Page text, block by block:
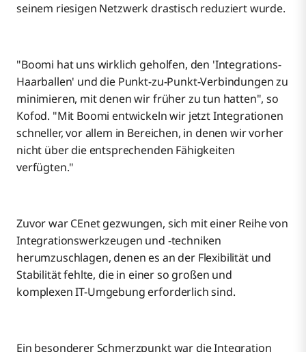
seinem riesigen Netzwerk drastisch reduziert wurde.
"Boomi hat uns wirklich geholfen, den 'Integrations-
Haarballen' und die Punkt-zu-Punkt-Verbindungen zu
minimieren, mit denen wir früher zu tun hatten", so
Kofod. "Mit Boomi entwickeln wir jetzt Integrationen
schneller, vor allem in Bereichen, in denen wir vorher
nicht über die entsprechenden Fähigkeiten
verfügten."
Zuvor war CEnet gezwungen, sich mit einer Reihe von
Integrationswerkzeugen und -techniken
herumzuschlagen, denen es an der Flexibilität und
Stabilität fehlte, die in einer so großen und
komplexen IT-Umgebung erforderlich sind.
Ein besonderer Schmerzpunkt war die Integration